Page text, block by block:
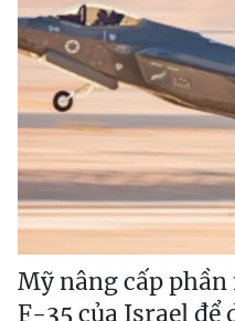
Mỹ nâng cấp
F-35 của Israel để